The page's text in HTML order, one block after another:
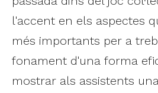
l'accent en els aspectes
més importants per a
fonament d'una forma
mostrar als assistents